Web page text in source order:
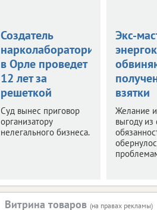
Создатель
нарколаборатории
в Орле проведет
12 лет за
решеткой
Суд вынес приговор
организатору
нелегального бизнеса.
Экс-
взятки
Желание
выгоду из
Витрина товаров (на правах рекламы)